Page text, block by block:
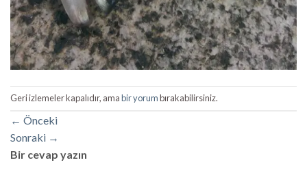
Geri izlemeler kapalıdır, amabir yorumbırakabilirsiniz.
← Önceki
Sonraki →
Bir cevap yazın